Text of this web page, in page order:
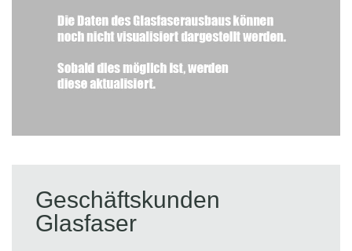
Geschäftskunden
Glasfaser